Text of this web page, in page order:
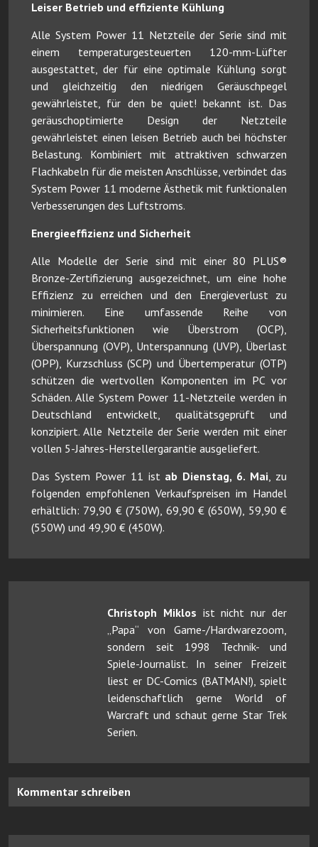
Leiser Betrieb und effiziente Kühlung
Alle System Power 11 Netzteile der Serie sind mit
einem temperaturgesteuerten 120-mm-Lüfter
ausgestattet, der für eine optimale Kühlung sorgt
und gleichzeitig den niedrigen Geräuschpegel
gewährleistet, für den be quiet! bekannt ist. Das
geräuschoptimierte Design der Netzteile
gewährleistet einen leisen Betrieb auch bei höchster
Belastung. Kombiniert mit attraktiven schwarzen
Flachkabeln für die meisten Anschlüsse, verbindet das
System Power 11 moderne Ästhetik mit funktionalen
Verbesserungen des Luftstroms.
Energieeffizienz und Sicherheit
Alle Modelle der Serie sind mit einer 80 PLUS®
Bronze-Zertifizierung ausgezeichnet, um eine hohe
Effizienz zu erreichen und den Energieverlust zu
minimieren. Eine umfassende Reihe von
Sicherheitsfunktionen wie Überstrom (OCP),
Überspannung (OVP), Unterspannung (UVP), Überlast
(OPP), Kurzschluss (SCP) und Übertemperatur (OTP)
schützen die wertvollen Komponenten im PC vor
Schäden. Alle System Power 11-Netzteile werden in
Deutschland entwickelt, qualitätsgeprüft und
konzipiert. Alle Netzteile der Serie werden mit einer
vollen 5-Jahres-Herstellergarantie ausgeliefert.
Das System Power 11 ist ab Dienstag, 6. Mai , zu
folgenden empfohlenen Verkaufspreisen im Handel
erhältlich: 79,90 € (750W), 69,90 € (650W), 59,90 €
(550W) und 49,90 € (450W).
Christoph Miklos ist nicht nur der
„Papa“ von Game-/Hardwarezoom,
sondern seit 1998 Technik- und
Spiele-Journalist. In seiner Freizeit
liest er DC-Comics (BATMAN!), spielt
leidenschaftlich gerne World of
Warcraft und schaut gerne Star Trek
Serien.
Kommentar schreiben